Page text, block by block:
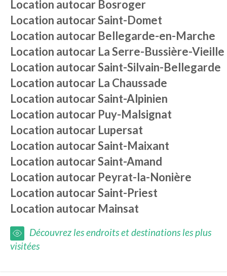
Location autocar Bosroger
Location autocarSaint-Domet
Location autocar Bellegarde-en-Marche
Location autocar La Serre-Bussière-Vieille
Location autocarSaint-Silvain-Bellegarde
Location autocar La Chaussade
Location autocarSaint-Alpinien
Location autocar Puy-Malsignat
Location autocar Lupersat
Location autocarSaint-Maixant
Location autocarSaint-Amand
Location autocar Peyrat-la-Nonière
Location autocarSaint-Priest
Location autocar Mainsat
Découvrez les endroits et destinations les plus
visitées